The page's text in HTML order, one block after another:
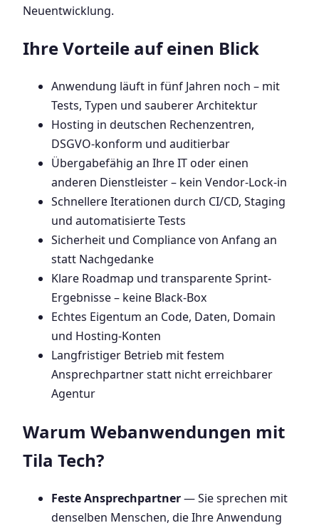
Neuentwicklung.
Ihre Vorteile auf einen Blick
Anwendung läuft in fünf Jahren noch – mit
Tests, Typen und sauberer Architektur
Hosting in deutschen Rechenzentren,
DSGVO-konform und auditierbar
Übergabefähig an Ihre IT oder einen
anderen Dienstleister – kein Vendor-Lock-in
Schnellere Iterationen durch CI/CD, Staging
und automatisierte Tests
Sicherheit und Compliance von Anfang an
statt Nachgedanke
Klare Roadmap und transparente Sprint-
Ergebnisse – keine Black-Box
Echtes Eigentum an Code, Daten, Domain
und Hosting-Konten
Langfristiger Betrieb mit festem
Ansprechpartner statt nicht erreichbarer
Agentur
Warum Webanwendungen mit
Tila Tech?
Feste Ansprechpartner— Sie sprechen mit
denselben Menschen, die Ihre Anwendung